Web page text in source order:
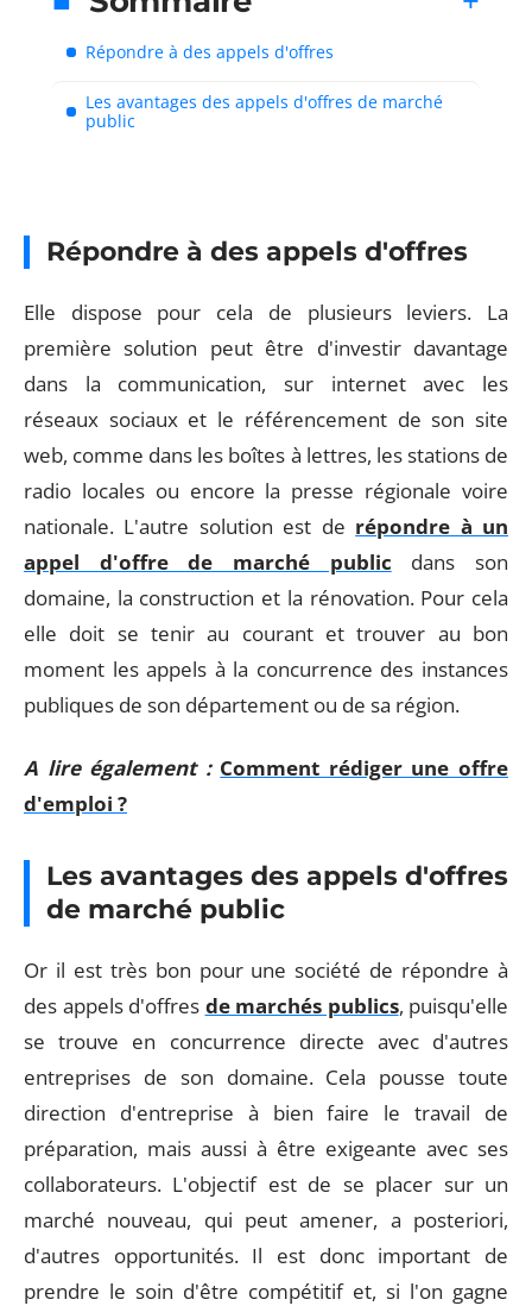
Répondre à des appels d'offres
Les avantages des appels d'offres de marché
public
Répondre à des appels d'offres
Elle dispose pour cela de plusieurs leviers. La
première solution peut être d'investir davantage
dans la communication, sur internet avec les
réseaux sociaux et le référencement de son site
web, comme dans les boîtes à lettres, les stations de
radio locales ou encore la presse régionale voire
nationale. L'autre solution est de répondre à un
appel d'offre de marché public dans son
domaine, la construction et la rénovation. Pour cela
elle doit se tenir au courant et trouver au bon
moment les appels à la concurrence des instances
publiques de son département ou de sa région.
A lire également : Comment rédiger une offre
d'emploi ?
Les avantages des appels d'offres
de marché public
Or il est très bon pour une société de répondre à
des appels d'offres de marchés publics, puisqu'elle
se trouve en concurrence directe avec d'autres
entreprises de son domaine. Cela pousse toute
direction d'entreprise à bien faire le travail de
préparation, mais aussi à être exigeante avec ses
collaborateurs. L'objectif est de se placer sur un
marché nouveau, qui peut amener, a posteriori,
d'autres opportunités. Il est donc important de
prendre le soin d'être compétitif et, si l'on gagne